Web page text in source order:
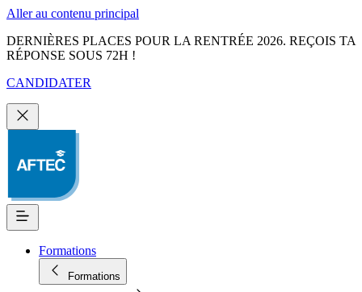
Aller au contenu principal
DERNIÈRES PLACES POUR LA RENTRÉE 2026. REÇOIS TA
RÉPONSE SOUS 72H !
CANDIDATER
Formations
Formations